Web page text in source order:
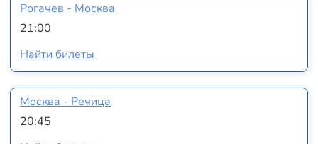
Рогачев - Москва
21:00
Найти билеты
Москва - Речица
20:45